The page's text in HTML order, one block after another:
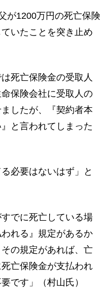
が1200万円の死亡保険
いたことを突き止め
死亡保険金の受取人
保険会社に受取人の
したが、『契約者本
と言われてしまった
必要はないはず」と
すでに死亡している場
れる』規定があるか
の規定があれば、亡
亡保険金が支払われ
です」（村山氏）